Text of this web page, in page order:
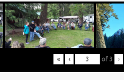
« ‹ of 3 ›